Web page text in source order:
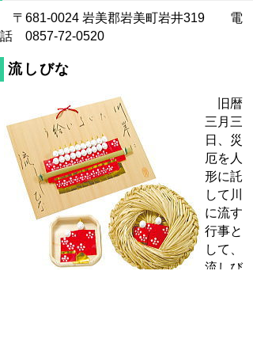
〒681-0024 岩美郡岩美町岩井319 電
話 0857-72-0520
流しびな
旧暦
三月三
日、災
厄を人
形に託
して川
に流す
行事と
して、
流しび